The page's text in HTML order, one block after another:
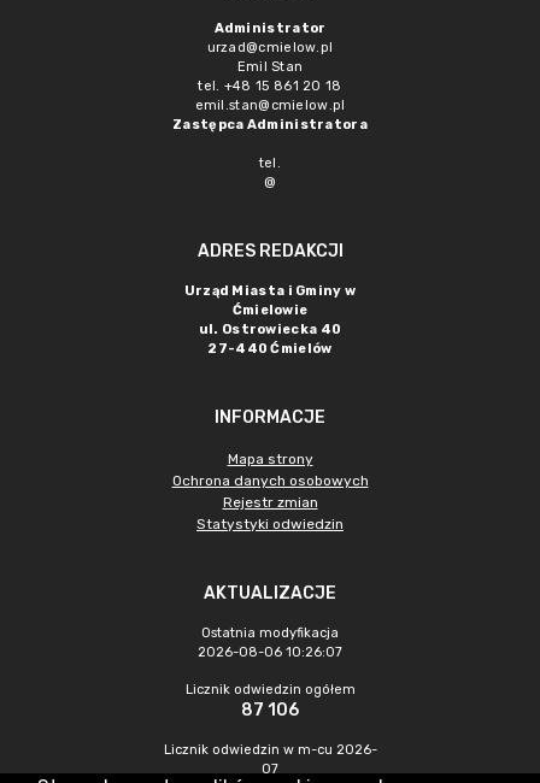
Administrator
urzad@cmielow.pl
Emil Stan
tel. +48 15 861 20 18
emil.stan@cmielow.pl
Zastępca Administratora
tel.
@
ADRES REDAKCJI
Urząd Miasta i Gminy w
Ćmielowie
ul. Ostrowiecka 40
27-440 Ćmielów
INFORMACJE
Mapa strony
Ochrona danych osobowych
Rejestr zmian
Statystyki odwiedzin
AKTUALIZACJE
Ostatnia modyfikacja
2026-08-06 10:26:07
Licznik odwiedzin ogółem
87 106
Licznik odwiedzin w m-cu 2026-
07